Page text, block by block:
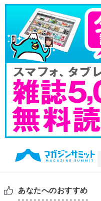
あなたへのおすすめ